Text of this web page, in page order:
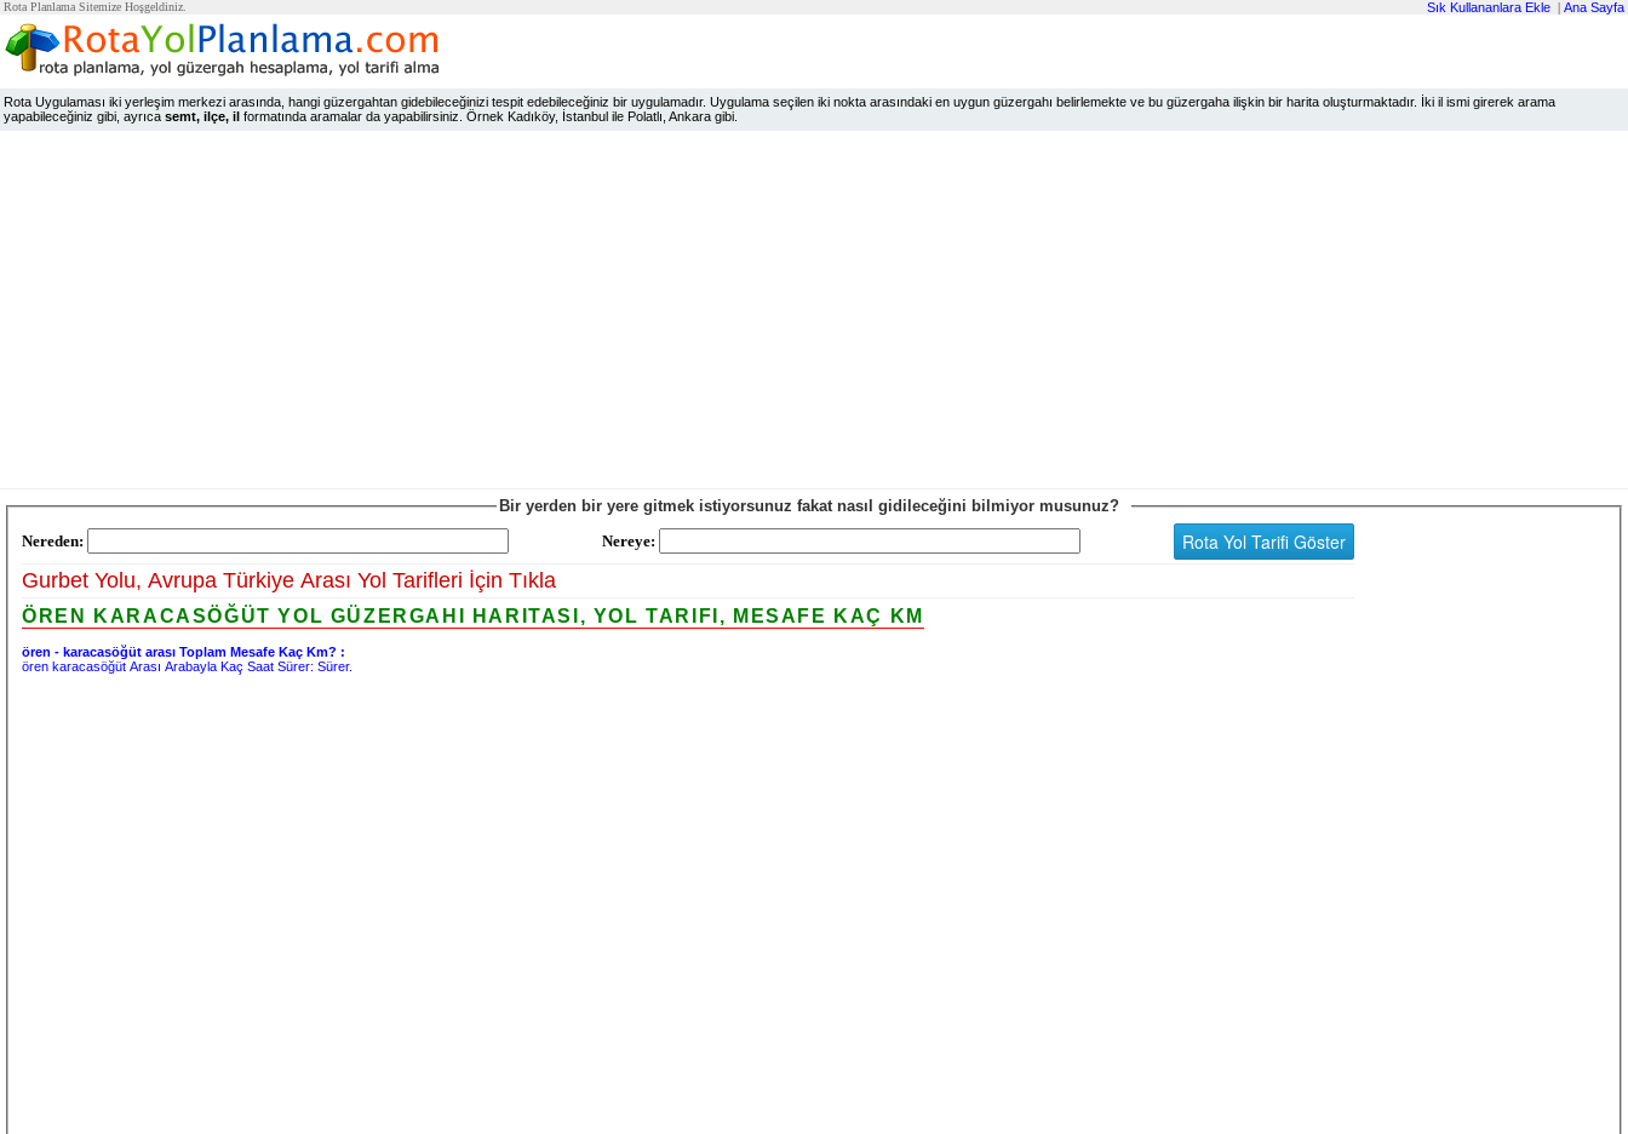
Rota Planlama Sitemize Hoşgeldiniz. Sık Kullananlara Ekle | Ana Sayfa
Rota Uygulaması iki yerleşim merkezi arasında, hangi güzergahtan gidebileceğinizi tespit edebileceğiniz bir uygulamadır. Uygulama seçilen iki nokta arasındaki en uygun güzergahı belirlemekte ve bu güzergaha ilişkin bir harita oluşturmaktadır. İki il ismi girerek arama
yapabileceğiniz gibi, ayrıca semt, ilçe, il formatında aramalar da yapabilirsiniz. Örnek Kadıköy, İstanbul ile Polatlı, Ankara gibi.
Bir yerden bir yere gitmek istiyorsunuz fakat nasıl gidileceğini bilmiyor musunuz?
Nereden:
Nereye:
Gurbet Yolu, Avrupa Türkiye Arası Yol Tarifleri İçin Tıkla
ÖREN KARACASÖĞÜT YOL GÜZERGAHI HARITASI, YOL TARIFI, MESAFE KAÇ KM
ören - karacasöğüt arası Toplam Mesafe Kaç Km? :
ören karacasöğüt Arası Arabayla Kaç Saat Sürer:Sürer.